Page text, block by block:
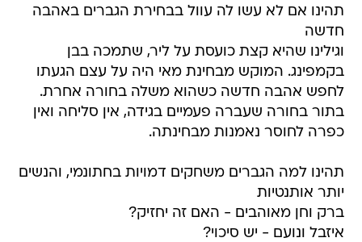
תהינו אם לא עשו לה עוול בבחירת הגברים באהבה
חדשה
וגילינו שהיא קצת כועסת על ליר, שתמכה בבן
בקמפינג. המוקש מבחינת מאי היה על עצם הגעתו
לחפש אהבה חדשה כשהוא משלה בחורה אחרת.
בתור בחורה שעברה פעמיים בגידה, אין סליחה ואין
כפרה לחוסר נאמנות מבחינתה.
תהינו למה הגברים משחקים דמויות בחתונמי, והנשים
יותר אותנטיות
ברק וחן מאוהבים - האם זה יחזיק?
איזבל ונועם - יש סיכוי?